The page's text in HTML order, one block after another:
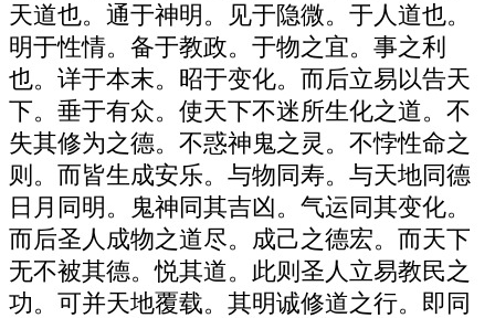
天道也。通于神明。见于隐微。于人道也。
明于性情。备于教政。于物之宜。事之利
也。详于本末。昭于变化。而后立易以告天
下。垂于有众。使天下不迷所生化之道。不
失其修为之德。不惑神鬼之灵。不悖性命之
则。而皆生成安乐。与物同寿。与天地同德
日月同明。鬼神同其吉凶。气运同其变化。
而后圣人成物之道尽。成己之德宏。而天下
无不被其德。悦其道。此则圣人立易教民之
功。可并天地覆载。其明诚修道之行。即同